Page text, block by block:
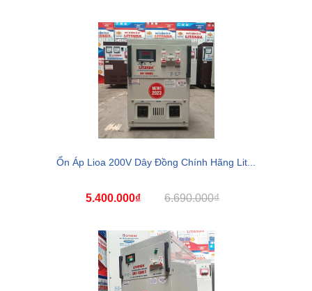
Ổn Áp Lioa 200V Dây Đồng Chính Hãng Lit...
5.400.000₫ 6.690.000₫